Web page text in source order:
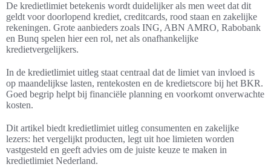
De kredietlimiet betekenis wordt duidelijker als men weet dat dit
geldt voor doorlopend krediet, creditcards, rood staan en zakelijke
rekeningen. Grote aanbieders zoals ING, ABN AMRO, Rabobank
en Bunq spelen hier een rol, net als onafhankelijke
kredietvergelijkers.
In de kredietlimiet uitleg staat centraal dat de limiet van invloed is
op maandelijkse lasten, rentekosten en de kredietscore bij het BKR.
Goed begrip helpt bij financiële planning en voorkomt onverwachte
kosten.
Dit artikel biedt kredietlimiet uitleg consumenten en zakelijke
lezers: het vergelijkt producten, legt uit hoe limieten worden
vastgesteld en geeft advies om de juiste keuze te maken in
kredietlimiet Nederland.